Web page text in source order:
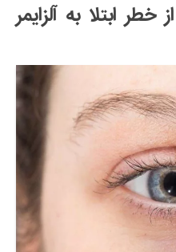
ابتلا به آلزایمر